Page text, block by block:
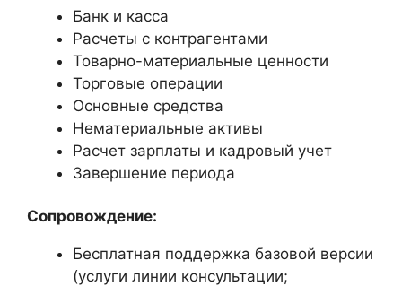
Банк и касса
Расчеты с контрагентами
Товарно-материальные ценности
Торговые операции
Основные средства
Нематериальные активы
Расчет зарплаты и кадровый учет
Завершение периода
Сопровождение:
Бесплатная поддержка базовой версии
(услуги линии консультации;